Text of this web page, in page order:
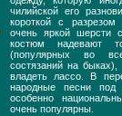
чилийской его
короткой с
очень яркой шерсти
костюм надевают
(популярных во
состязаний на
владеть лассо. В
народные песни
особенно
очень популярны.